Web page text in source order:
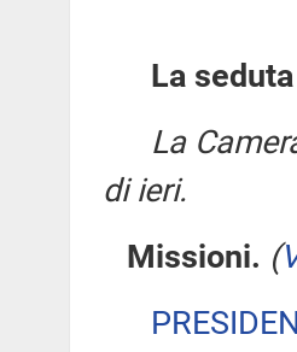
La
La
di ieri.
Missioni. (